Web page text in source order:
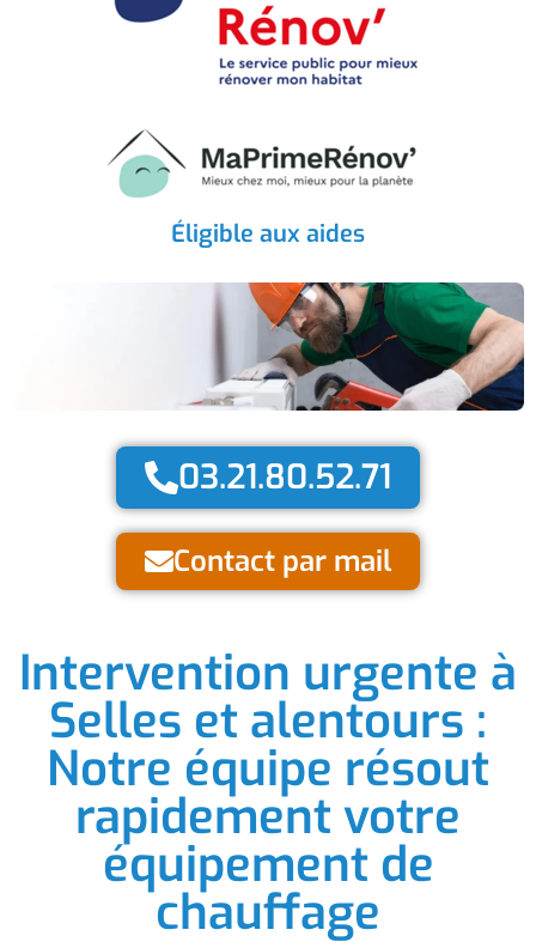
Éligible aux aides
03.21.80.52.71
Contact par mail
Intervention urgente à
Selles et alentours :
Notre équipe résout
rapidement votre
équipement de
chauffage